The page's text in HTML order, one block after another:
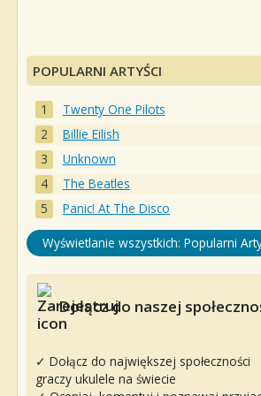
POPULARNI ARTYŚCI
Twenty One Pilots
Billie Eilish
Unknown
The Beatles
Panic! At The Disco
Wyświetlanie wszystkich: Popularni
Dołącz do naszej
✓ Dołącz do największej społeczności
graczy ukulele na świecie